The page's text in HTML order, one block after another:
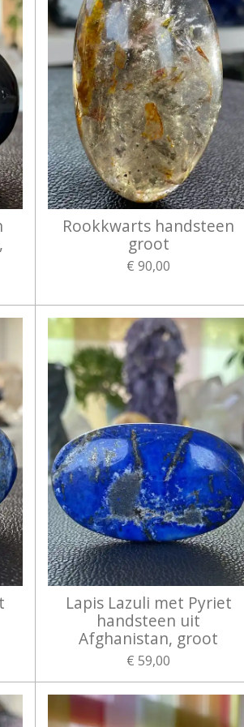
Rookkwarts handsteen
groot
€ 90,00
Lapis Lazuli met Pyriet
handsteen uit
Afghanistan, groot
€ 59,00